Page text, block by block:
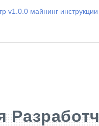
v1.0.0 майнинг инструкции